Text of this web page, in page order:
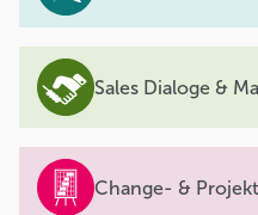
Sales Dialoge &
Change- &